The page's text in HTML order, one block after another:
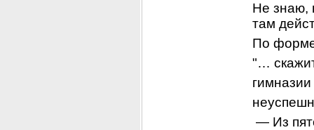
Не знаю,
там
По
"…
— Из